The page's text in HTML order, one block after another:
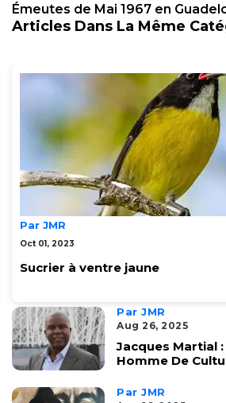
Émeutes de Mai 1967 en
Articles Dans La Même
Par JMR
Oct 01, 2023
Sucrier à ventre jaune
Par JMR
Aug 26, 2025
Jacques Martial
Homme De
Par JMR